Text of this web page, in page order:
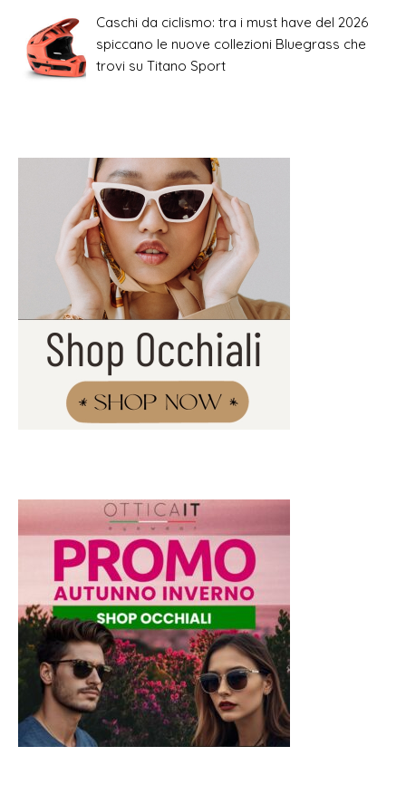
Caschi da ciclismo: tra i must have del 2026
spiccano le nuove collezioni Bluegrass che
trovi su Titano Sport